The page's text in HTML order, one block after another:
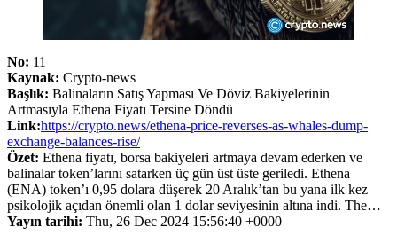
No: 11
Kaynak: Crypto-news
Başlık: Balinaların Satış Yapması Ve Döviz Bakiyelerinin
Artmasıyla Ethena Fiyatı Tersine Döndü
Link:https://crypto.news/ethena-price-reverses-as-whales-dump-
exchange-balances-rise/
Özet: Ethena fiyatı, borsa bakiyeleri artmaya devam ederken ve
balinalar token’larını satarken üç gün üst üste geriledi. Ethena
(ENA) token’ı 0,95 dolara düşerek 20 Aralık’tan bu yana ilk kez
psikolojik açıdan önemli olan 1 dolar seviyesinin altına indi. The…
Yayın tarihi: Thu, 26 Dec 2024 15:56:40 +0000